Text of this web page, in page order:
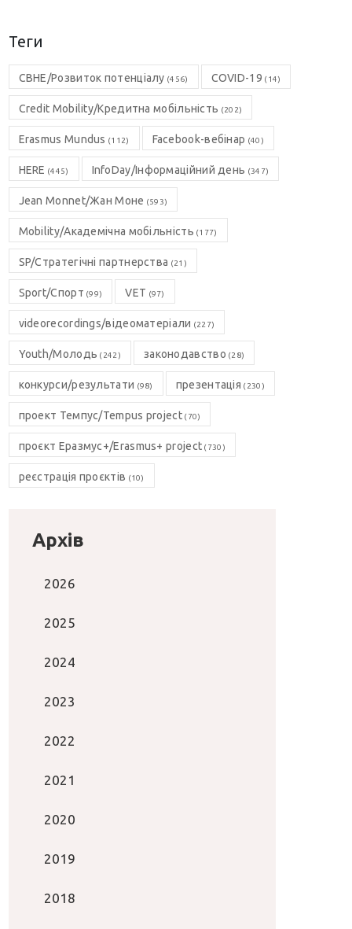
Теги
CBHE/Розвиток потенціалу (456) COVID-19 (14)
Credit Mobility/Кредитна мобільність (202)
Erasmus Mundus (112) Facebook-вебінар (40)
HERE (445) InfoDay/Інформаційний день (347)
Jean Monnet/Жан Моне (593)
Mobility/Академічна мобільність (177)
SP/Стратегічні партнерства (21)
Sport/Спорт (99) VET (97)
videorecordings/відеоматеріали (227)
Youth/Молодь (242) законодавство (28)
конкурси/результати (98) презентація (230)
проект Темпус/Tempus project(70)
проєкт Еразмус+/Erasmus+ project (730)
реєстрація проєктів (10)
Архів
2026
2025
2024
2023
2022
2021
2020
2019
2018